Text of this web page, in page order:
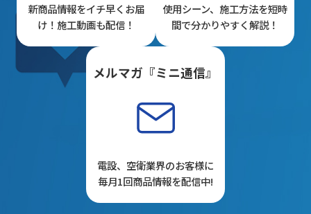
新商品情報をイチ早くお届
け！施工動画も配信！
使用シーン、施工方法を短時
間で分かりやすく解説！
メルマガ『ミニ通信』
電設、空衛業界のお客様に
毎月1回商品情報を配信中!